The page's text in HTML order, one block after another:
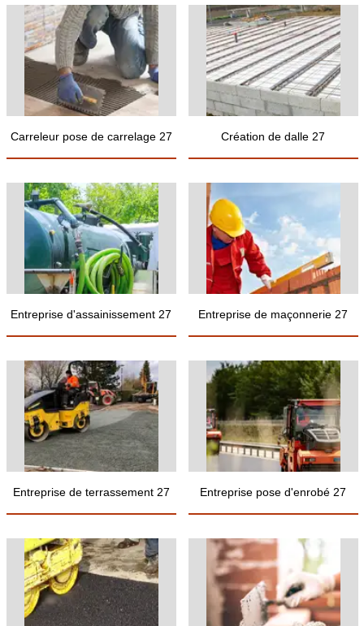
Carreleur pose de carrelage 27 Création de dalle 27
Entreprise d'assainissement 27 Entreprise de maçonnerie 27
Entreprise de terrassement 27 Entreprise pose d'enrobé 27